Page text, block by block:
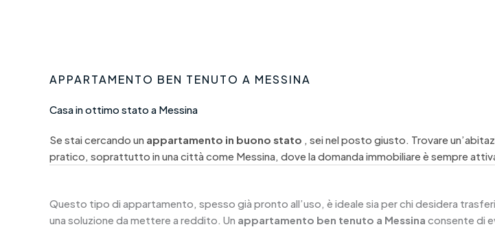
APPARTAMENTO BEN TENUTO A MESSINA
Casa in ottimo stato a Messina
Se stai cercando un appartamento in buono stato , sei nel posto giusto. Trovare
pratico, soprattutto in una città come Messina, dove la domanda immobiliare è sempre
Questo tipo di appartamento, spesso già pronto all’uso, è ideale sia per chi desidera
una soluzione da mettere a reddito. Un appartamento ben tenuto a Messina consente di